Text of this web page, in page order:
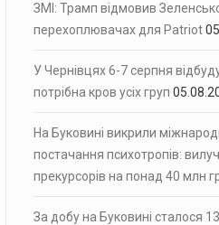
ЗМІ: Трамп відмовив
перехоплювачах для Patriot
У Чернівцях 6-7 серпня
потрібна кров усіх груп
На Буковині викрили
постачання психотропів:
прекурсорів на понад 40 млн
За добу на Буковині сталося